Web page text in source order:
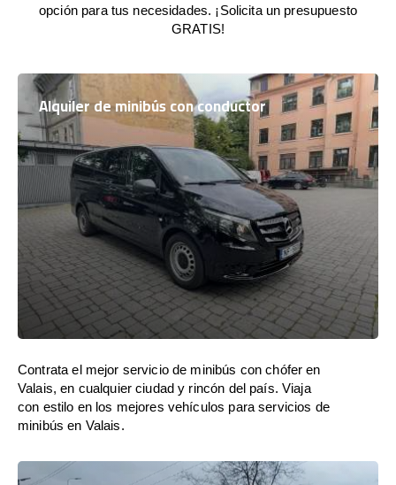
opción para tus necesidades. ¡Solicita un presupuesto
GRATIS!
Alquiler de minibús con conductor
Contrata el mejor servicio de minibús con chófer en
Valais, en cualquier ciudad y rincón del país. Viaja
con estilo en los mejores vehículos para servicios de
minibús en Valais.